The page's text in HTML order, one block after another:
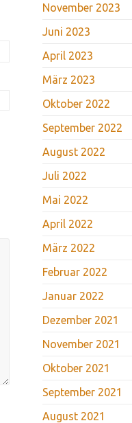
November 2023
Juni 2023
April 2023
März 2023
Oktober 2022
September 2022
August 2022
Juli 2022
Mai 2022
April 2022
März 2022
Februar 2022
Januar 2022
Dezember 2021
November 2021
Oktober 2021
September 2021
August 2021